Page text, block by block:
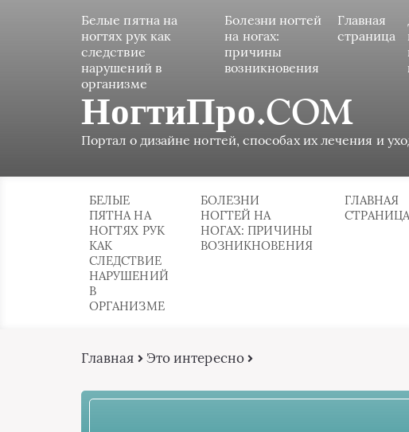
Белые пятна на
ногтях рук как
следствие
нарушений в
организме
Болезни ногтей
на ногах:
причины
возникновения
Главная
страница
НогтиПро.COM
Портал о дизайне ногтей, способах их лечения и
БЕЛЫЕ
ПЯТНА НА
НОГТЯХ РУК
КАК
СЛЕДСТВИЕ
НАРУШЕНИЙ
В
ОРГАНИЗМЕ
БОЛЕЗНИ
НОГТЕЙ НА
НОГАХ: ПРИЧИНЫ
ВОЗНИКНОВЕНИЯ
ГЛАВНАЯ
Главная Это интересно